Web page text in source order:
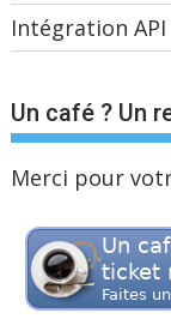
Intégration
Un café ? Un
Merci pour